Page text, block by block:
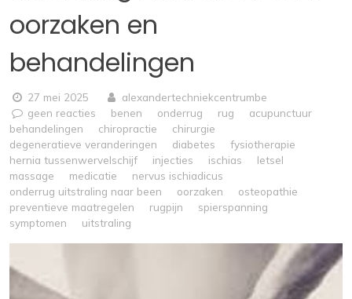
oorzaken en
behandelingen
27 mei 2025
alexandertechniekcentrumbe
geen reacties
benen onderrug rug
acupunctuur
behandelingen
chiropractie
chirurgie
degeneratieve veranderingen
diabetes
fysiotherapie
hernia tussenwervelschijf
injecties ischias
letsel
massage
medicatie
nervus ischiadicus
onderrug uitstraling naar been
oorzaken
osteopathie
preventieve maatregelen
rugpijn
spierspanning
symptomen
uitstraling